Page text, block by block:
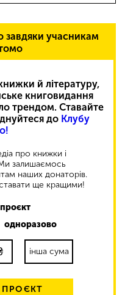
завдяки учасникам
й літературу,
книговидання
трендом. Ставайте
до Клубу
про книжки і
Ми залишаємось
наших донаторів.
ще кращими!
одноразово
інша сума
ПРОЄКТ